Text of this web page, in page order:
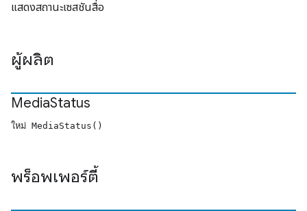
แสดงสถานะเซสชันสื่อ
ผู้ผลิต
MediaStatus
ใหม่ MediaStatus()
พร็อพเพอร์ตี้